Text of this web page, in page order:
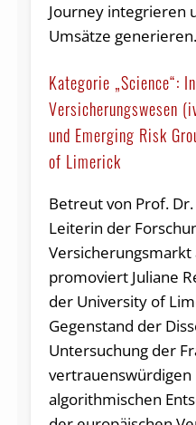
Journey integrieren
Umsätze generieren.
Kategorie „Science“:
Versicherungswesen
und Emerging Risk
of Limerick
Betreut von Prof.
Leiterin der
Versicherungsmarkt
promoviert Juliane
der University of
Gegenstand der
Untersuchung der
vertrauenswürdigen
algorithmischen